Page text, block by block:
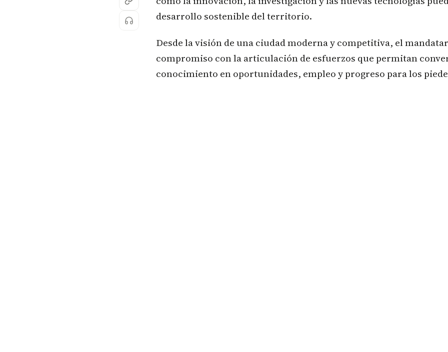
desarrollo sostenible del territorio.
Desde la visión de una ciudad moderna y competitiva, el
compromiso con la articulación de esfuerzos que permitan
conocimiento en oportunidades, empleo y progreso para los